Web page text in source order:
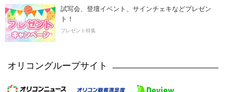
試写会、登壇イベント、サインチェキなどプレゼン
ト！
プレゼント特集
オリコングループサイト